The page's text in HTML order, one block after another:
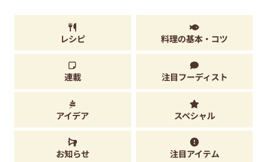
レシピ 料理の基本・コツ
連載 注目フーディスト
アイデア スペシャル
お知らせ 注目アイテム